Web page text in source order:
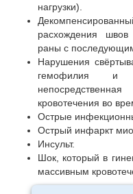
нагрузки).
расхождения швов
раны с
Нарушения
гемофилия и
кровотечения во
Острые
Острый инфаркт
Инсульт.
Шок, который в
массивным